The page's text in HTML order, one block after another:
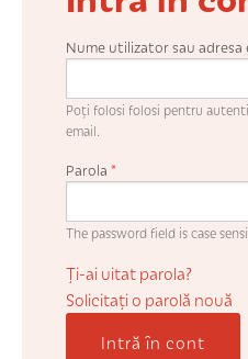
Nume utilizator sau adresa
Poți folosi folosi pentru
email.
Parola *
The password field is case
Ți-ai uitat parola?
Solicitaţi o parolă nouă
Intră în cont